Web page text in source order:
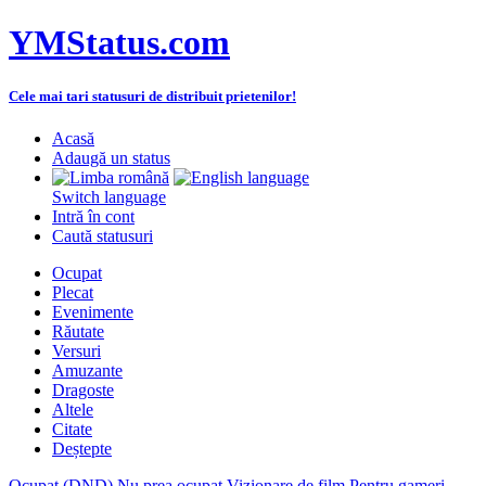
YMStatus.com
Cele mai tari statusuri de distribuit prietenilor!
Acasă
Adaugă un status
Switch language
Intră în cont
Caută statusuri
Ocupat
Plecat
Evenimente
Răutate
Versuri
Amuzante
Dragoste
Altele
Citate
Deștepte